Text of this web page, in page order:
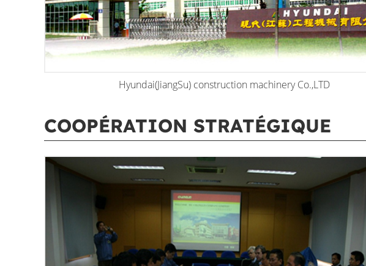
Hyundai(JiangSu) construction machinery Co.,LTD
COOPÉRATION STRATÉGIQUE